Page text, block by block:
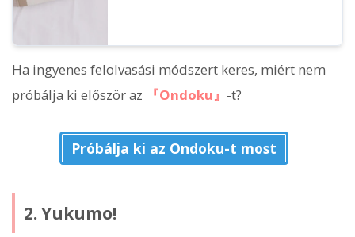
Ha ingyenes felolvasási módszert keres, miért nem
próbálja ki először az
『Ondoku』 -t?
Próbálja ki az Ondoku-t most
2. Yukumo!